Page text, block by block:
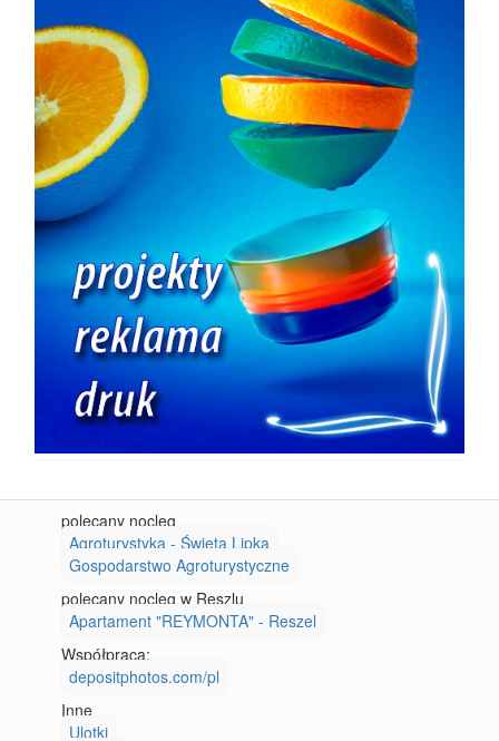
polecany nocleg
Agroturystyka - Święta Lipka
Gospodarstwo Agroturystyczne
polecany nocleg w Reszlu
Apartament "REYMONTA" - Reszel
Współpraca:
depositphotos.com/pl
Inne
Ulotki